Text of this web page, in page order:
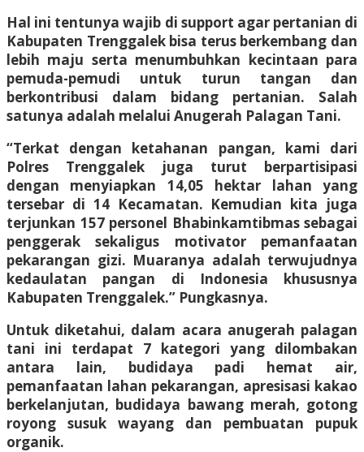
Hal ini tentunya wajib di support agar pertanian di
Kabupaten Trenggalek bisa terus berkembang dan
lebih maju serta menumbuhkan kecintaan para
pemuda-pemudi untuk turun tangan dan
berkontribusi dalam bidang pertanian. Salah
satunya adalah melalui Anugerah Palagan Tani.
“Terkat dengan ketahanan pangan, kami dari
Polres Trenggalek juga turut berpartisipasi
dengan menyiapkan 14,05 hektar lahan yang
tersebar di 14 Kecamatan. Kemudian kita juga
terjunkan 157 personel Bhabinkamtibmas sebagai
penggerak sekaligus motivator pemanfaatan
pekarangan gizi. Muaranya adalah terwujudnya
kedaulatan pangan di Indonesia khususnya
Kabupaten Trenggalek.” Pungkasnya.
Untuk diketahui, dalam acara anugerah palagan
tani ini terdapat 7 kategori yang dilombakan
antara lain, budidaya padi hemat air,
pemanfaatan lahan pekarangan, apresisasi kakao
berkelanjutan, budidaya bawang merah, gotong
royong susuk wayang dan pembuatan pupuk
organik.